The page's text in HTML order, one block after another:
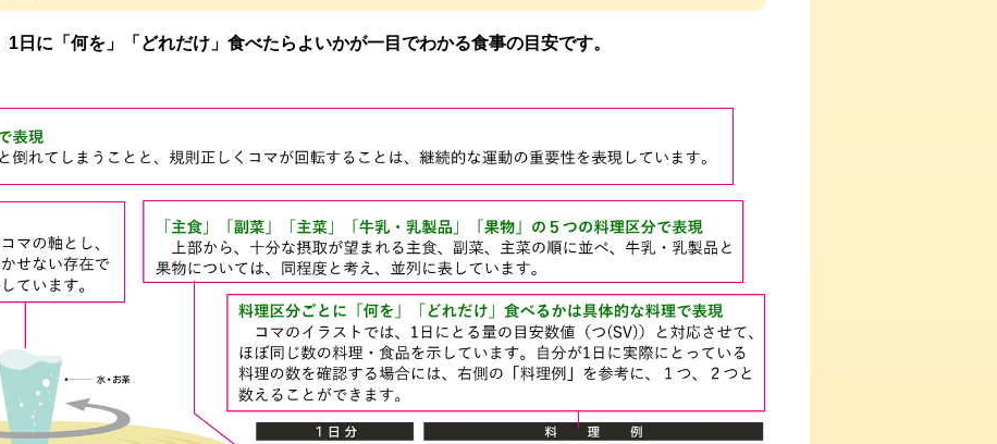
1日に「何を」「どれだけ」食べたらよいかが一目でわかる食事の目安です。